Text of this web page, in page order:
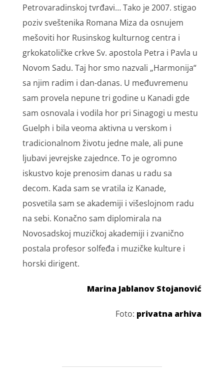
Petrovaradinskoj tvrđavi… Tako je 2007. stigao
poziv sveštenika Romana Miza da osnujem
mešoviti hor Rusinskog kulturnog centra i
grkokatoličke crkve Sv. apostola Petra i Pavla u
Novom Sadu. Taj hor smo nazvali „Harmonija“
sa njim radim i dan-danas. U međuvremenu
sam provela nepune tri godine u Kanadi gde
sam osnovala i vodila hor pri Sinagogi u mestu
Guelph i bila veoma aktivna u verskom i
tradicionalnom životu jedne male, ali pune
ljubavi jevrejske zajednce. To je ogromno
iskustvo koje prenosim danas u radu sa
decom. Kada sam se vratila iz Kanade,
posvetila sam se akademiji i višeslojnom radu
na sebi. Konačno sam diplomirala na
Novosadskoj muzičkoj akademiji i zvanično
postala profesor solfeđa i muzičke kulture i
horski dirigent.
Marina Jablanov Stojanović
Foto: privatna arhiva